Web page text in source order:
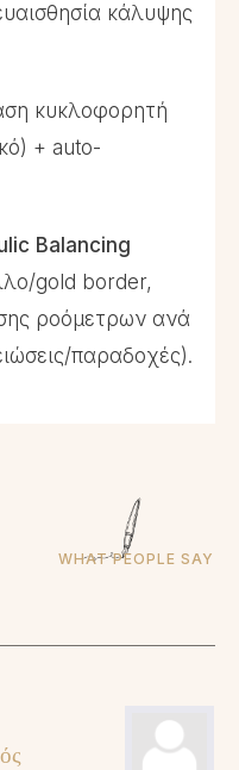
κάλυψης
κυκλοφορητή
+ auto-
Balancing
gold border,
ροόμετρων ανά
παραδοχές).
WHAT PEOPLE SAY